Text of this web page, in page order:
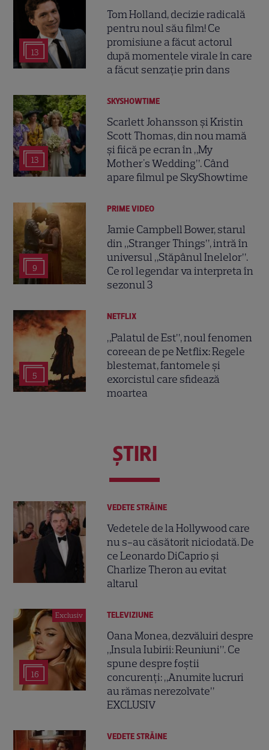
13
Tom Holland, decizie radicală
pentru noul său film! Ce
promisiune a făcut actorul
după momentele virale în care
a făcut senzație prin dans
13
SKYSHOWTIME
Scarlett Johansson și Kristin
Scott Thomas, din nou mamă
și fiică pe ecran în „My
Mother's Wedding”. Când
apare filmul pe SkyShowtime
9
PRIME VIDEO
Jamie Campbell Bower, starul
din „Stranger Things”, intră în
universul „Stăpânul Inelelor”.
Ce rol legendar va interpreta în
sezonul 3
5
NETFLIX
„Palatul de Est”, noul fenomen
coreean de pe Netflix: Regele
blestemat, fantomele și
exorcistul care sfidează
moartea
ŞTIRI
VEDETE STRĂINE
Vedetele de la Hollywood care
nu s-au căsătorit niciodată. De
ce Leonardo DiCaprio și
Charlize Theron au evitat
altarul
Exclusiv
16
TELEVIZIUNE
Oana Monea, dezvăluiri despre
„Insula Iubirii: Reuniuni”. Ce
spune despre foștii
concurenți: „Anumite lucruri
au rămas nerezolvate”
EXCLUSIV
VEDETE STRĂINE